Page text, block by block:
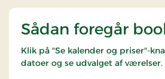
Sådan foregår
Klik på "Se kalender og priser"-
datoer og se udvalget af værelser.